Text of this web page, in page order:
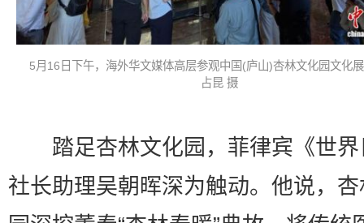
5月16日下午，海外华文媒体高层参观中国(庐山)杏林文化园文化
占昆 摄
踏足杏林文化园，菲律宾《世界
社长助理吴朝晖深为触动。他说，